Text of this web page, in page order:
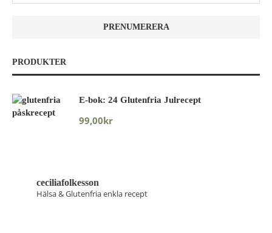
PRODUKTER
E-bok: 24 Glutenfria Julrecept
99,00kr
ceciliafolkesson
Hälsa & Glutenfria enkla recept